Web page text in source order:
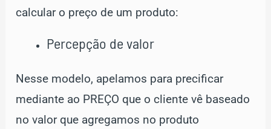
calcular o preço de um produto:
Percepção de valor
Nesse modelo, apelamos para precificar
mediante ao PREÇO que o cliente vê baseado
no valor que agregamos no produto